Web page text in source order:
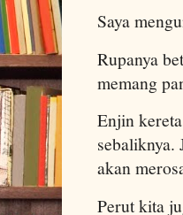
Saya
Rupanya
memang
Enjin
sebaliknya.
akan
Perut kita